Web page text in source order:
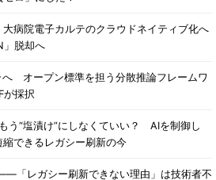
病院電子カルテのクラウドネイティブ化へ
脱却へ
へ オープン標準を担う分散推論フレームワ
が採択
う“塩漬け”にしなくていい？ AIを制御し
縮できるレガシー刷新の今
「レガシー刷新できない理由」は技術者不